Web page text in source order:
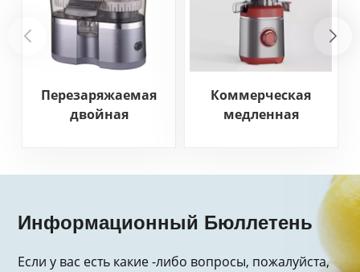
Перезаряжаемая
двойная
Коммерческая
медленная
Информационный Бюллетень
Если у вас есть какие -либо вопросы, пожалуйста,